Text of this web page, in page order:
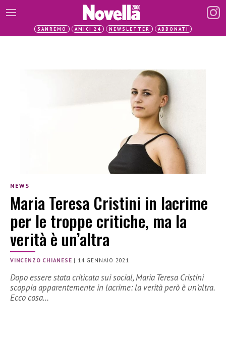
SANREMO AMICI 24 NEWSLETTER ABBONATI
NEWS
Maria Teresa Cristini in lacrime
per le troppe critiche, ma la
verità è un’altra
VINCENZO CHIANESE | 14 GENNAIO 2021
Dopo essere stata criticata sui social, Maria Teresa Cristini
scoppia apparentemente in lacrime: la verità però è un’altra.
Ecco cosa…